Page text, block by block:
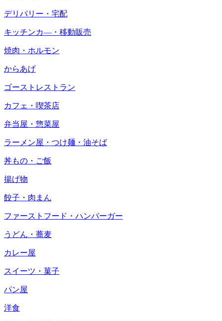
デリバリー・宅配
キッチンカ―・移動販売
焼肉・ホルモン
からあげ
ゴーストレストラン
カフェ・喫茶店
弁当屋・惣菜屋
ラーメン屋・つけ麺・油そば
丼もの・ご飯
揚げ物
餃子・肉まん
ファーストフード・ハンバーガー
うどん・蕎麦
カレー屋
スイーツ・菓子
パン屋
洋食